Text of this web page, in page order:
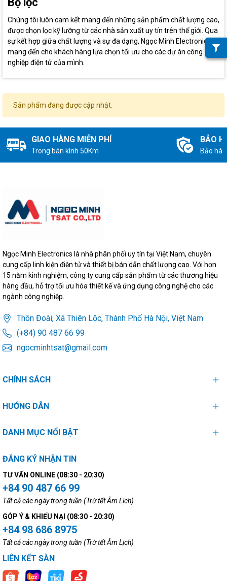
Chúng tôi luôn cam kết mang đến những sản phẩm chất lượng cao,
được chọn lọc kỹ lưỡng từ các nhà sản xuất uy tín trên thế giới. Qua
sự kết hợp giữa chất lượng và sự đa dạng, Ngọc Minh Electronics
mang đến cho khách hàng lựa chọn tối ưu cho các dự án công
nghiệp điện tử của mình.
Sản phẩm đang được cập nhật.
GIAO HÀNG MIỄN PHÍ
Trong bán kính 50Km
BẢO
Bảo
Ngọc Minh Electronics là nhà phân phối uy tín tại Việt Nam, chuyên
cung cấp linh kiện điện tử và thiết bị bán dẫn chất lượng cao. Với hơn
15 năm kinh nghiệm, công ty cung cấp sản phẩm từ các thương hiệu
hàng đầu, hỗ trợ tối ưu hóa thiết kế và ứng dụng công nghệ cho các
ngành công nghiệp.
Thôn Đoài, Xã Thiên Lộc, Thành Phố Hà Nội, Việt Nam
(+84) 90 487 66 99
ngocminhtsat@gmail.com
CHÍNH SÁCH
HƯỚNG DẪN
DANH MỤC NỔI BẬT
ĐĂNG KÝ NHẬN TIN
TƯ VẤN ONLINE (08:30 - 20:30)
+84 90 487 66 99
Tất cả các ngày trong tuần (Trừ tết Âm Lịch)
GÓP Ý & KHIẾU NẠI (08:30 - 20:30)
+84 98 686 8975
Tất cả các ngày trong tuần (Trừ tết Âm Lịch)
LIÊN KẾT SÀN